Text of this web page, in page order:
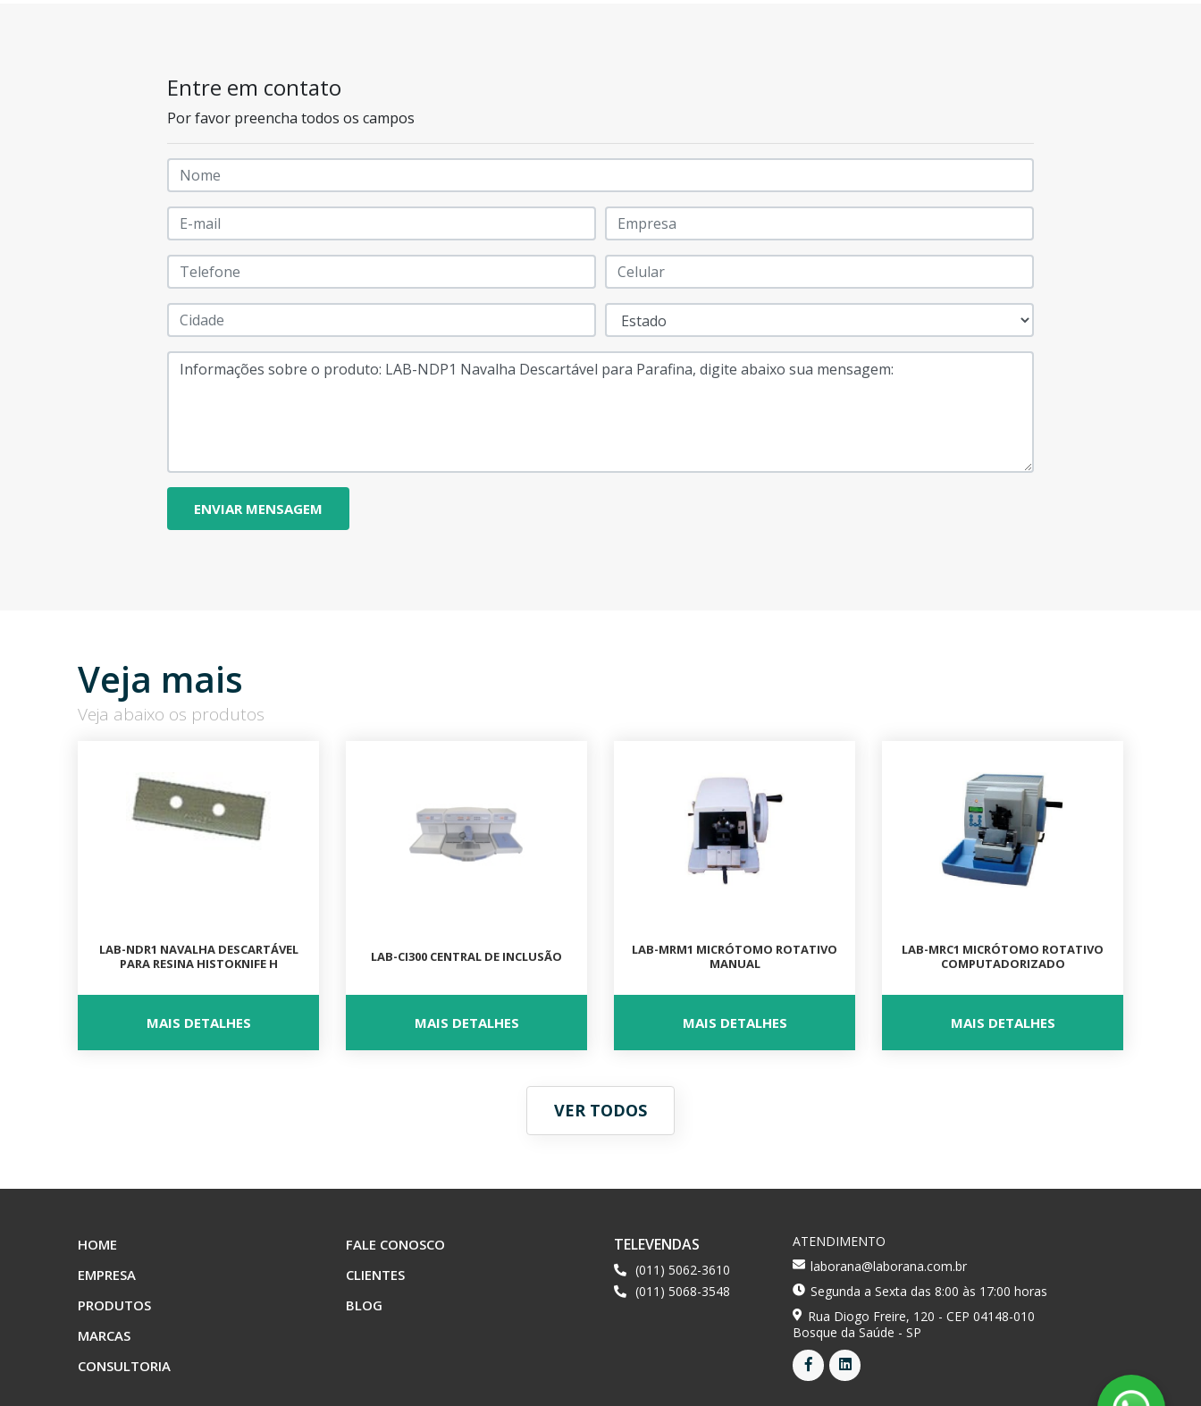
Entre em contato
Por favor preencha todos os campos
Veja mais
Veja abaixo os produtos
LAB-NDR1 NAVALHA DESCARTÁVEL
PARA RESINA HISTOKNIFE H
MAIS DETALHES
LAB-CI300 CENTRAL DE INCLUSÃO
MAIS DETALHES
LAB-MRM1 MICRÓTOMO ROTATIVO
MANUAL
MAIS DETALHES
LAB-MRC1 MICRÓTOMO ROTATIVO
COMPUTADORIZADO
MAIS DETALHES
VER TODOS
HOME
EMPRESA
PRODUTOS
MARCAS
CONSULTORIA
FALE CONOSCO
CLIENTES
BLOG
TELEVENDAS
(011) 5062-3610
(011) 5068-3548
ATENDIMENTO
laborana@laborana.com.br
Segunda a Sexta das 8:00 às 17:00 horas
Rua Diogo Freire, 120 - CEP 04148-010
Bosque da Saúde - SP